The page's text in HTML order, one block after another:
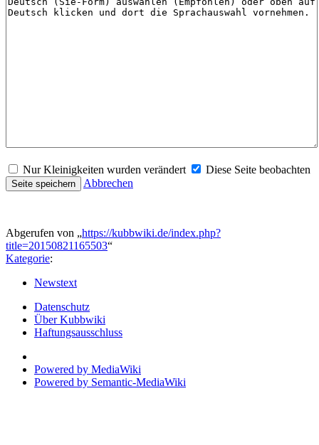
Nur Kleinigkeiten wurden verändert
Diese Seite beobachten
Abbrechen
Abgerufen von „https://kubbwiki.de/index.php?
title=20150821165503“
Kategorie:
Newstext
Datenschutz
Über Kubbwiki
Haftungsausschluss
Powered by MediaWiki
Powered by Semantic-MediaWiki